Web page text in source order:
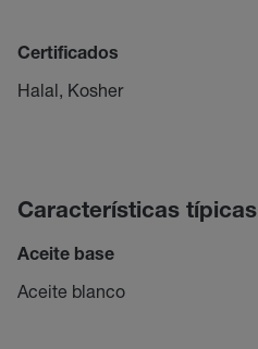
Certificados
Halal, Kosher
Características típicas
Aceite base
Aceite blanco